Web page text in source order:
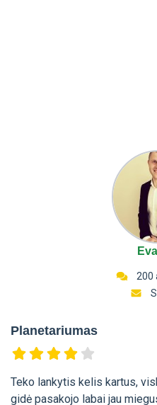
200
Planetariumas
Teko lankytis kelis kartus,
gidė pasakojo labai jau